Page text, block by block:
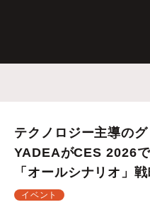
テクノロジー主導の
YADEAがCES 2026
「オールシナリオ」
イベント